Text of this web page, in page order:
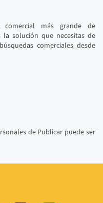
comercial más grande de
la solución que necesitas de
comerciales desde
de Publicar puede ser